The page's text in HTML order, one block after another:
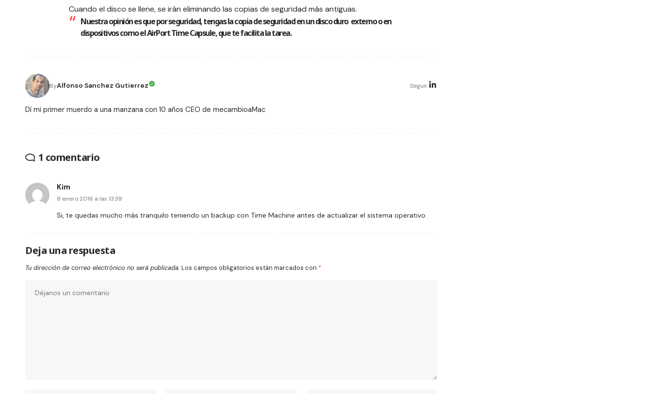
Cuando el disco se llene, se irán eliminando las copias de seguridad más antiguas.
Nuestra opinión es que por seguridad, tengas la copia de seguridad en un disco duro externo o en
dispositivos como el AirPort Time Capsule, que te facilita la tarea.
ByAlfonso Sanchez Gutierrez Seguir:
Dí mi primer muerdo a una manzana con 10 años CEO de mecambioaMac
1 comentario
Kim
8 enero 2016 a las 13:39
Si, te quedas mucho más tranquilo teniendo un backup con Time Machine antes de actualizar el sistema operativo.
Deja una respuesta
Tu dirección de correo electrónico no será publicada. Los campos obligatorios están marcados con *